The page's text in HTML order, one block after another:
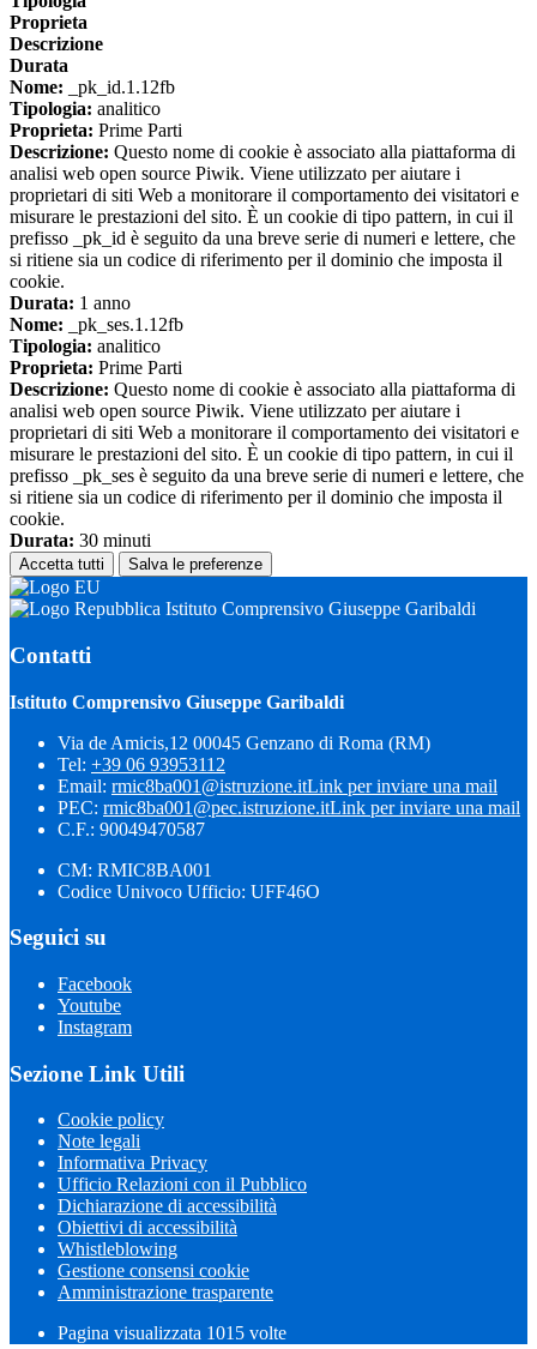
Proprieta
Descrizione
Durata
Nome: _pk_id.1.12fb
Tipologia: analitico
Proprieta: Prime Parti
Descrizione: Questo nome di cookie è associato alla piattaforma di
analisi web open source Piwik. Viene utilizzato per aiutare i
proprietari di siti Web a monitorare il comportamento dei visitatori e
misurare le prestazioni del sito. È un cookie di tipo pattern, in cui il
prefisso _pk_id è seguito da una breve serie di numeri e lettere, che
si ritiene sia un codice di riferimento per il dominio che imposta il
cookie.
Durata: 1 anno
Nome: _pk_ses.1.12fb
Tipologia: analitico
Proprieta: Prime Parti
Descrizione: Questo nome di cookie è associato alla piattaforma di
analisi web open source Piwik. Viene utilizzato per aiutare i
proprietari di siti Web a monitorare il comportamento dei visitatori e
misurare le prestazioni del sito. È un cookie di tipo pattern, in cui il
prefisso _pk_ses è seguito da una breve serie di numeri e lettere, che
si ritiene sia un codice di riferimento per il dominio che imposta il
cookie.
Durata: 30 minuti
Accetta tutti Salva le preferenze
Istituto Comprensivo Giuseppe Garibaldi
Contatti
Istituto Comprensivo Giuseppe Garibaldi
Via de Amicis,12 00045 Genzano di Roma (RM)
Tel: +39 06 93953112
Email: rmic8ba001@istruzione.itLink per inviare una mail
PEC: rmic8ba001@pec.istruzione.itLink per inviare una mail
C.F.: 90049470587
CM: RMIC8BA001
Codice Univoco Ufficio: UFF46O
Seguici su
Facebook
Youtube
Instagram
Sezione Link Utili
Cookie policy
Note legali
Informativa Privacy
Ufficio Relazioni con il Pubblico
Dichiarazione di accessibilità
Obiettivi di accessibilità
Whistleblowing
Gestione consensi cookie
Amministrazione trasparente
Pagina visualizzata 1015 volte